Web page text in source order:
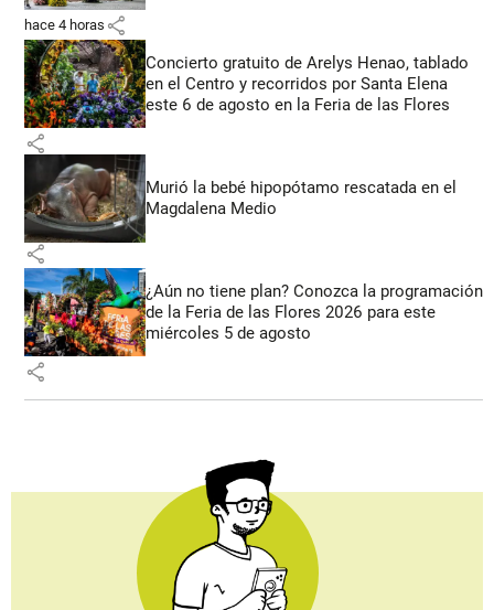
hace 4 horas share
Concierto gratuito de Arelys Henao, tablado
en el Centro y recorridos por Santa Elena
este 6 de agosto en la Feria de las Flores
share
Murió la bebé hipopótamo rescatada en el
Magdalena Medio
share
¿Aún no tiene plan? Conozca la programación
de la Feria de las Flores 2026 para este
miércoles 5 de agosto
share